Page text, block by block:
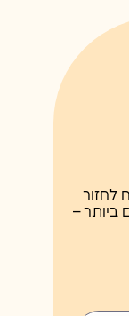
לחזור
ביותר –